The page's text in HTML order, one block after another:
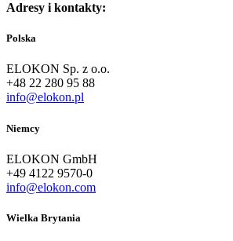
Adresy i kontakty:
Polska
ELOKON Sp. z o.o.
+48 22 280 95 88
info@elokon.pl
Niemcy
ELOKON GmbH
+49 4122 9570-0
info@elokon.com
Wielka Brytania